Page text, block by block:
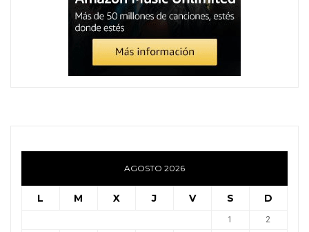
AGOSTO 2026
L M X J V S D
1 2